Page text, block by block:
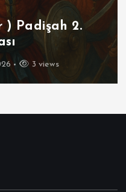
) Padişah 2.
3 views